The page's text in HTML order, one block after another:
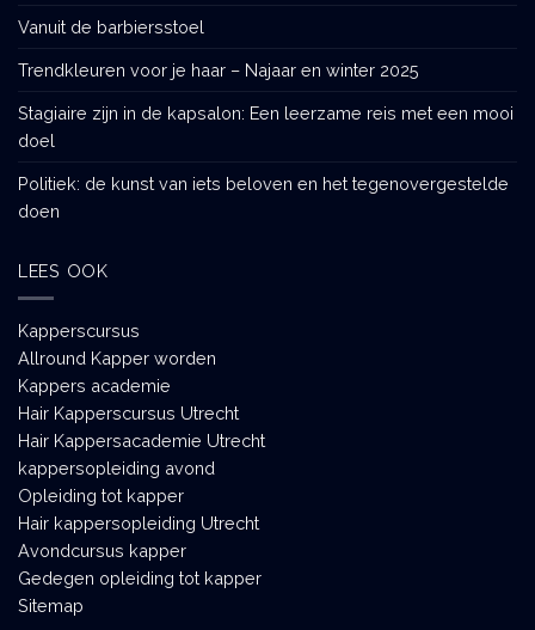
Vanuit de barbiersstoel
Trendkleuren voor je haar – Najaar en winter 2025
Stagiaire zijn in de kapsalon: Een leerzame reis met een mooi
doel
Politiek: de kunst van iets beloven en het tegenovergestelde
doen
LEES OOK
Kapperscursus
Allround Kapper worden
Kappers academie
Hair Kapperscursus Utrecht
Hair Kappersacademie Utrecht
kappersopleiding avond
Opleiding tot kapper
Hair kappersopleiding Utrecht
Avondcursus kapper
Gedegen opleiding tot kapper
Sitemap